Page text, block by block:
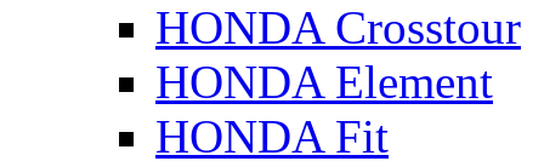
HONDA Crosstour
HONDA Element
HONDA Fit